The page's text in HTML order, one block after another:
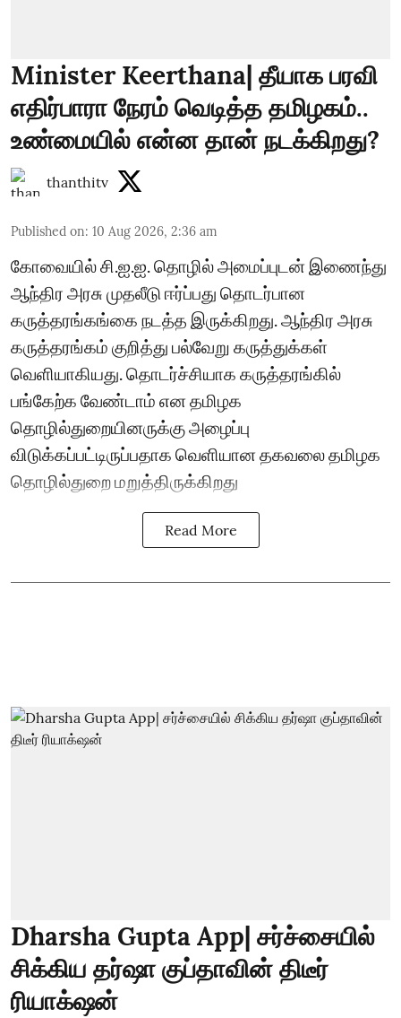
Minister Keerthana| தீயாக பரவி
எதிர்பாரா நேரம் வெடித்த தமிழகம்..
உண்மையில் என்ன தான் நடக்கிறது?
thanthitv
Published on: 10 Aug 2026, 2:36 am
கோவையில் சி.ஐ.ஐ. தொழில் அமைப்புடன் இணைந்து
ஆந்திர அரசு முதலீடு ஈர்ப்பது தொடர்பான
கருத்தரங்கங்கை நடத்த இருக்கிறது. ஆந்திர அரசு
கருத்தரங்கம் குறித்து பல்வேறு கருத்துக்கள்
வெளியாகியது. தொடர்ச்சியாக கருத்தரங்கில்
பங்கேற்க வேண்டாம் என தமிழக
தொழில்துறையினருக்கு அழைப்பு
விடுக்கப்பட்டிருப்பதாக வெளியான தகவலை தமிழக
தொழில்துறை மறுத்திருக்கிறது
Read More
Dharsha Gupta App| சர்ச்சையில்
சிக்கிய தர்ஷா குப்தாவின் திடீர்
ரியாக்‌ஷன்